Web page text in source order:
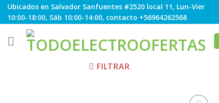
Skip
to
content
Ubicados en Salvador Sanfuentes #2520 local 11, Lun-Vier
10:00-18:00, Sáb 10:00-14:00, contacto +56964262568
FILTRAR